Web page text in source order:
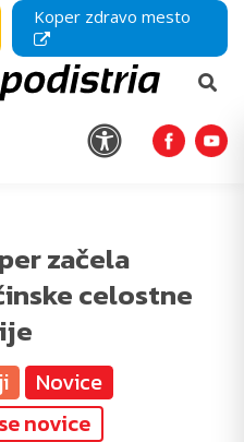
Koper zdravo mesto
začela
celostne
Novice
novice